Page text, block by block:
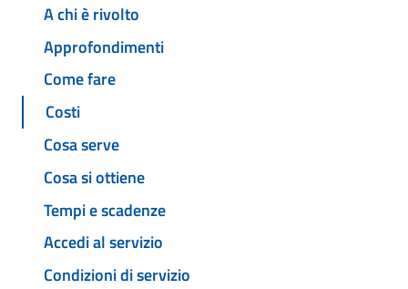
A chi è rivolto
Approfondimenti
Come fare
Costi
Cosa serve
Cosa si ottiene
Tempi e scadenze
Accedi al servizio
Condizioni di servizio